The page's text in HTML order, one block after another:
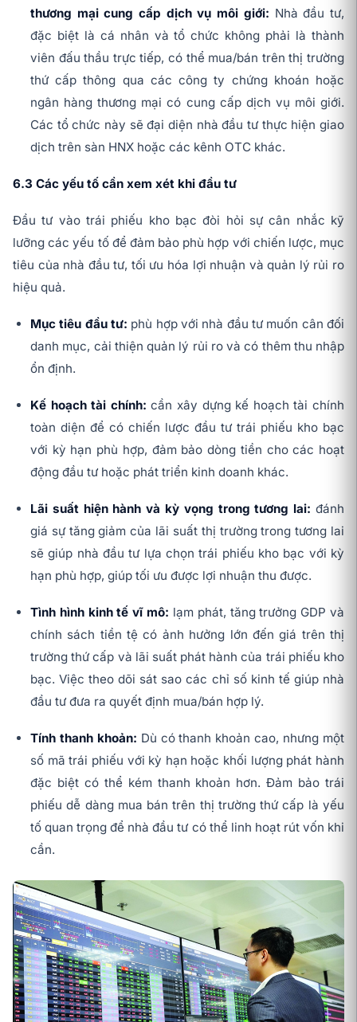
thương mại cung cấp dịch vụ môi giới: Nhà đầu tư,
đặc biệt là cá nhân và tổ chức không phải là thành
viên đấu thầu trực tiếp, có thể mua/bán trên thị trường
thứ cấp thông qua các công ty chứng khoán hoặc
ngân hàng thương mại có cung cấp dịch vụ môi giới.
Các tổ chức này sẽ đại diện nhà đầu tư thực hiện giao
dịch trên sàn HNX hoặc các kênh OTC khác.
6.3 Các yếu tố cần xem xét khi đầu tư
Đầu tư vào trái phiếu kho bạc đòi hỏi sự cân nhắc kỹ
lưỡng các yếu tố để đảm bảo phù hợp với chiến lược, mục
tiêu của nhà đầu tư, tối ưu hóa lợi nhuận và quản lý rủi ro
hiệu quả.
Mục tiêu đầu tư: phù hợp với nhà đầu tư muốn cân đối
danh mục, cải thiện quản lý rủi ro và có thêm thu nhập
ổn định.
Kế hoạch tài chính:cần xây dựng kế hoạch tài chính
toàn diện để có chiến lược đầu tư trái phiếu kho bạc
với kỳ hạn phù hợp, đảm bảo dòng tiền cho các hoạt
động đầu tư hoặc phát triển kinh doanh khác.
Lãi suất hiện hành và kỳ vọng trong tương lai: đánh
giá sự tăng giảm của lãi suất thị trường trong tương lai
sẽ giúp nhà đầu tư lựa chọn trái phiếu kho bạc với kỳ
hạn phù hợp, giúp tối ưu được lợi nhuận thu được.
Tình hình kinh tế vĩ mô: lạm phát, tăng trưởng GDP và
chính sách tiền tệ có ảnh hưởng lớn đến giá trên thị
trường thứ cấp và lãi suất phát hành của trái phiếu kho
bạc. Việc theo dõi sát sao các chỉ số kinh tế giúp nhà
đầu tư đưa ra quyết định mua/bán hợp lý.
Tính thanh khoản: Dù có thanh khoản cao, nhưng một
số mã trái phiếu với kỳ hạn hoặc khối lượng phát hành
đặc biệt có thể kém thanh khoản hơn. Đảm bảo trái
phiếu dễ dàng mua bán trên thị trường thứ cấp là yếu
tố quan trọng để nhà đầu tư có thể linh hoạt rút vốn khi
cần.